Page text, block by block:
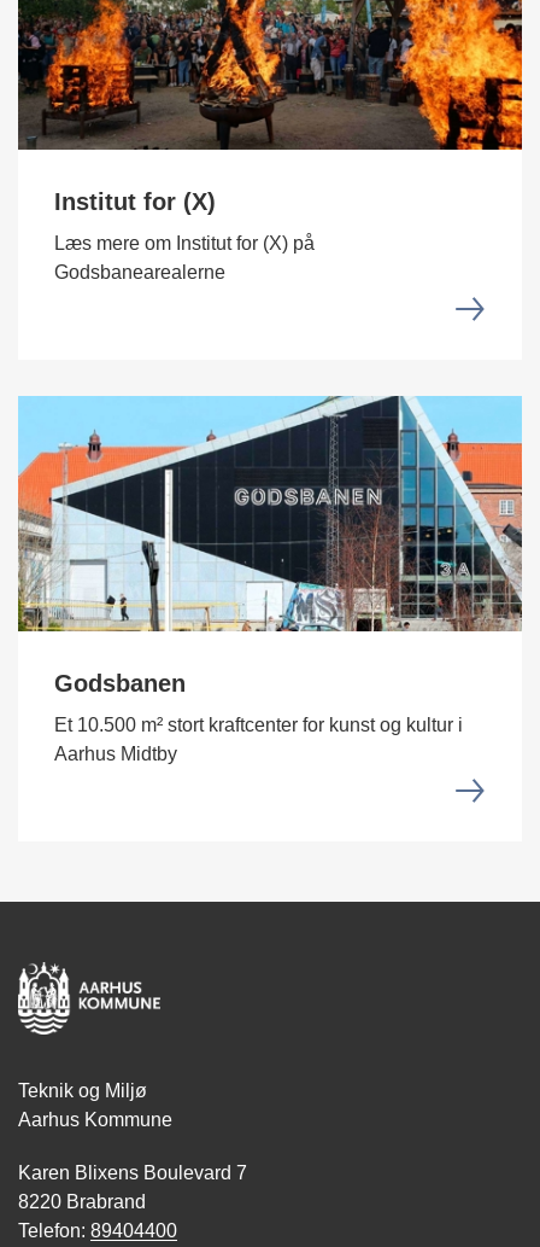
Institut for (X)
Læs mere om Institut for (X) på
Godsbanearealerne
Godsbanen
Et 10.500 m² stort kraftcenter for kunst og kultur i
Aarhus Midtby
Teknik og Miljø
Aarhus Kommune
Karen Blixens Boulevard 7
8220 Brabrand
Telefon: 89404400